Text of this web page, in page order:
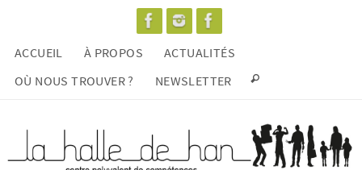
contenu
ACCUEIL À PROPOS
ACTUALITÉS
OÙ NOUS TROUVER ?
NEWSLETTER